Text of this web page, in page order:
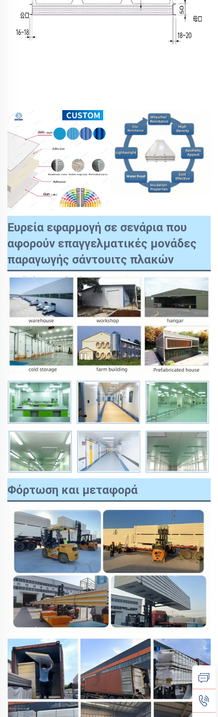
Ευρεία εφαρμογή σε σενάρια που
αφορούν επαγγελματικές μονάδες
παραγωγής σάντουιτς πλακών
Φόρτωση και μεταφορά